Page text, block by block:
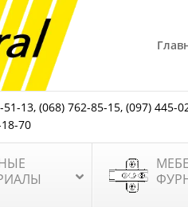
51-13,(068) 762-85-15,(097) 445-
70